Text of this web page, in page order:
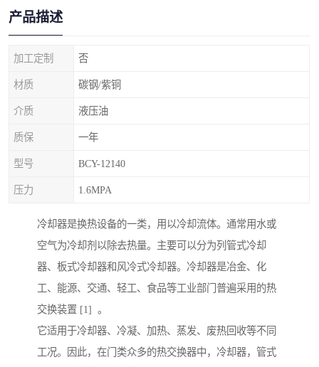
产品描述
加工定制 否
材质 碳钢/紫铜
介质 液压油
质保 一年
型号 BCY-12140
压力 1.6MPA
冷却器是换热设备的一类，用以冷却流体。通常用水或
空气为冷却剂以除去热量。主要可以分为列管式冷却
器、板式冷却器和风冷式冷却器。冷却器是冶金、化
工、能源、交通、轻工、食品等工业部门普遍采用的热
交换装置 [1] 。
它适用于冷却器、冷凝、加热、蒸发、废热回收等不同
工况。因此，在门类众多的热交换器中，冷却器，管式